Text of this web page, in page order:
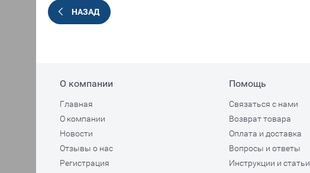
НАЗАД
О компании
Главная
О компании
Новости
Отзывы о нас
Регистрация
Помощь
Связаться с нами
Возврат товара
Оплата и доставка
Вопросы и ответы
Инструкции и статьи